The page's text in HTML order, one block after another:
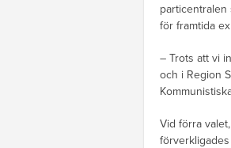
particentralen
för framtida
– Trots att vi
och i Region
Vid förra